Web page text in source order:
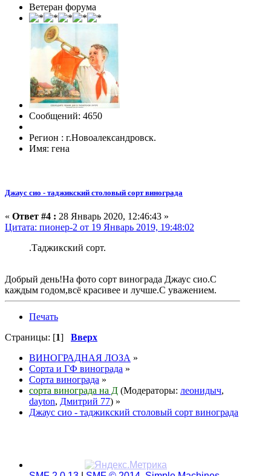
Ветеран форума
Сообщений: 4650
Регион : г.Новоалександровск.
Имя: гена
Джаус сио - таджикский столовый сорт винограда
« Ответ #4 : 28 Январь 2020, 12:46:43 »
Цитата: пионер-2 от 19 Январь 2019, 19:48:02
.Таджикский сорт.
Добрый день!На фото сорт винограда Джаус сио.С
каждым годом,всё красивее и лучше.С уважением.
Печать
Страницы: [1] Вверх
ВИНОГРАДНАЯ ЛОЗА »
Сорта и ГФ винограда »
Сорта винограда »
сорта винограда на Д (Модераторы: леонидыч,
dayton, Дмитрий 77) »
Джаус сио - таджикский столовый сорт винограда